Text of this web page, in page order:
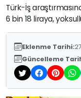
Türk-İş
6 bin 18 liraya,
Eklenme Tarihi:
Güncelleme